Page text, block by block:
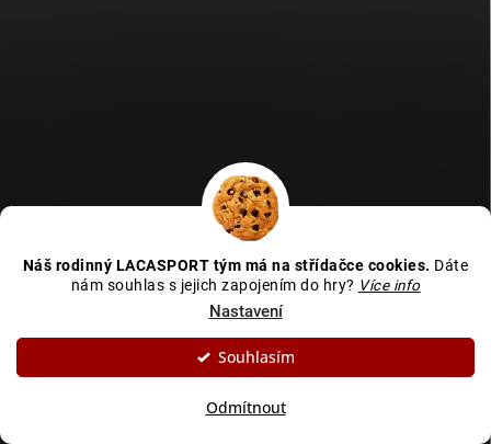
Náš rodinný LACASPORT tým má na střídačce cookies. Dáte
nám souhlas s jejich zapojením do hry? Více info
Nastavení
Odmítnout
Souhlasím
Zboží recenze
Kamenná prodejna - MAPA
Vytvořil Shoptet
. Všechna práva vyhrazena.
cookies